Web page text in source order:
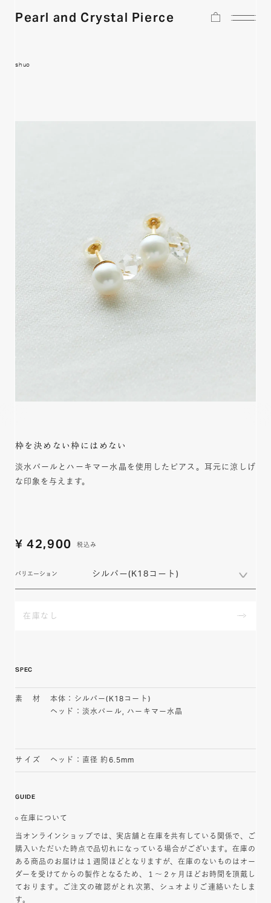
Pearl and Crystal Pierce
shuo
枠を決めない枠にはめない
淡水パールとハーキマー水晶を使用したピアス。耳元に涼しげ
な印象を与えます。
¥ 42,900 税込み
バリエーション シルバー(K18コート)
在庫なし
SPEC
素材
本体：シルバー(K18コート)
ヘッド：淡水パール, ハーキマー水晶
サイズ ヘッド：直径 約6.5mm
GUIDE
在庫について
当オンラインショップでは、実店舗と在庫を共有している関係で、ご
購入いただいた時点で品切れになっている場合がございます。在庫の
ある商品のお届けは１週間ほどとなりますが、在庫のないものはオー
ダーを受けてからの製作となるため、１～２ヶ月ほどお時間を頂戴し
ております。ご注文の確認がとれ次第、シュオよりご連絡いたしま
す。